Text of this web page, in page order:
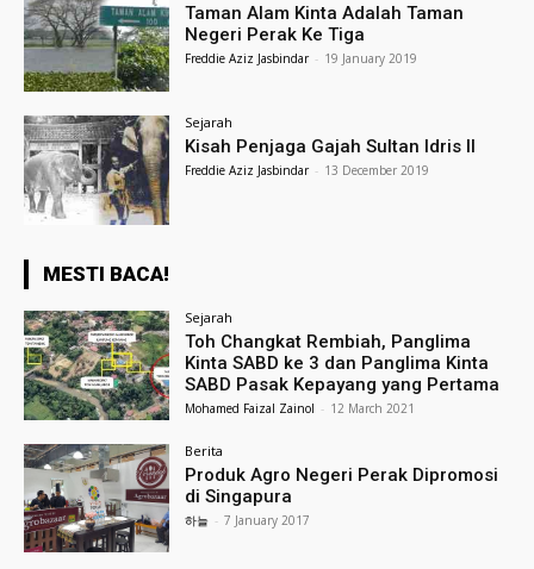
Taman Alam Kinta Adalah Taman
Negeri Perak Ke Tiga
Freddie Aziz Jasbindar - 19 January 2019
Sejarah
Kisah Penjaga Gajah Sultan Idris II
Freddie Aziz Jasbindar - 13 December 2019
MESTI BACA!
Sejarah
Toh Changkat Rembiah, Panglima
Kinta SABD ke 3 dan Panglima Kinta
SABD Pasak Kepayang yang Pertama
Mohamed Faizal Zainol - 12 March 2021
Berita
Produk Agro Negeri Perak Dipromosi
di Singapura
하늘 - 7 January 2017